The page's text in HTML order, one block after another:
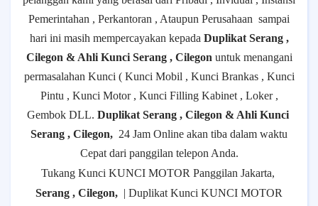
Pemerintahan , Perkantoran , Ataupun Perusahaan sampai
hari ini masih mempercayakan kepada Duplikat Serang ,
Cilegon & Ahli Kunci Serang , Cilegon untuk menangani
permasalahan Kunci ( Kunci Mobil , Kunci Brankas , Kunci
Pintu , Kunci Motor , Kunci Filling Kabinet , Loker ,
Gembok DLL. Duplikat Serang , Cilegon & Ahli Kunci
Serang , Cilegon, 24 Jam Online akan tiba dalam waktu
Cepat dari panggilan telepon Anda.
Tukang Kunci KUNCI MOTOR Panggilan Jakarta,
Serang , Cilegon, | Duplikat Kunci KUNCI MOTOR